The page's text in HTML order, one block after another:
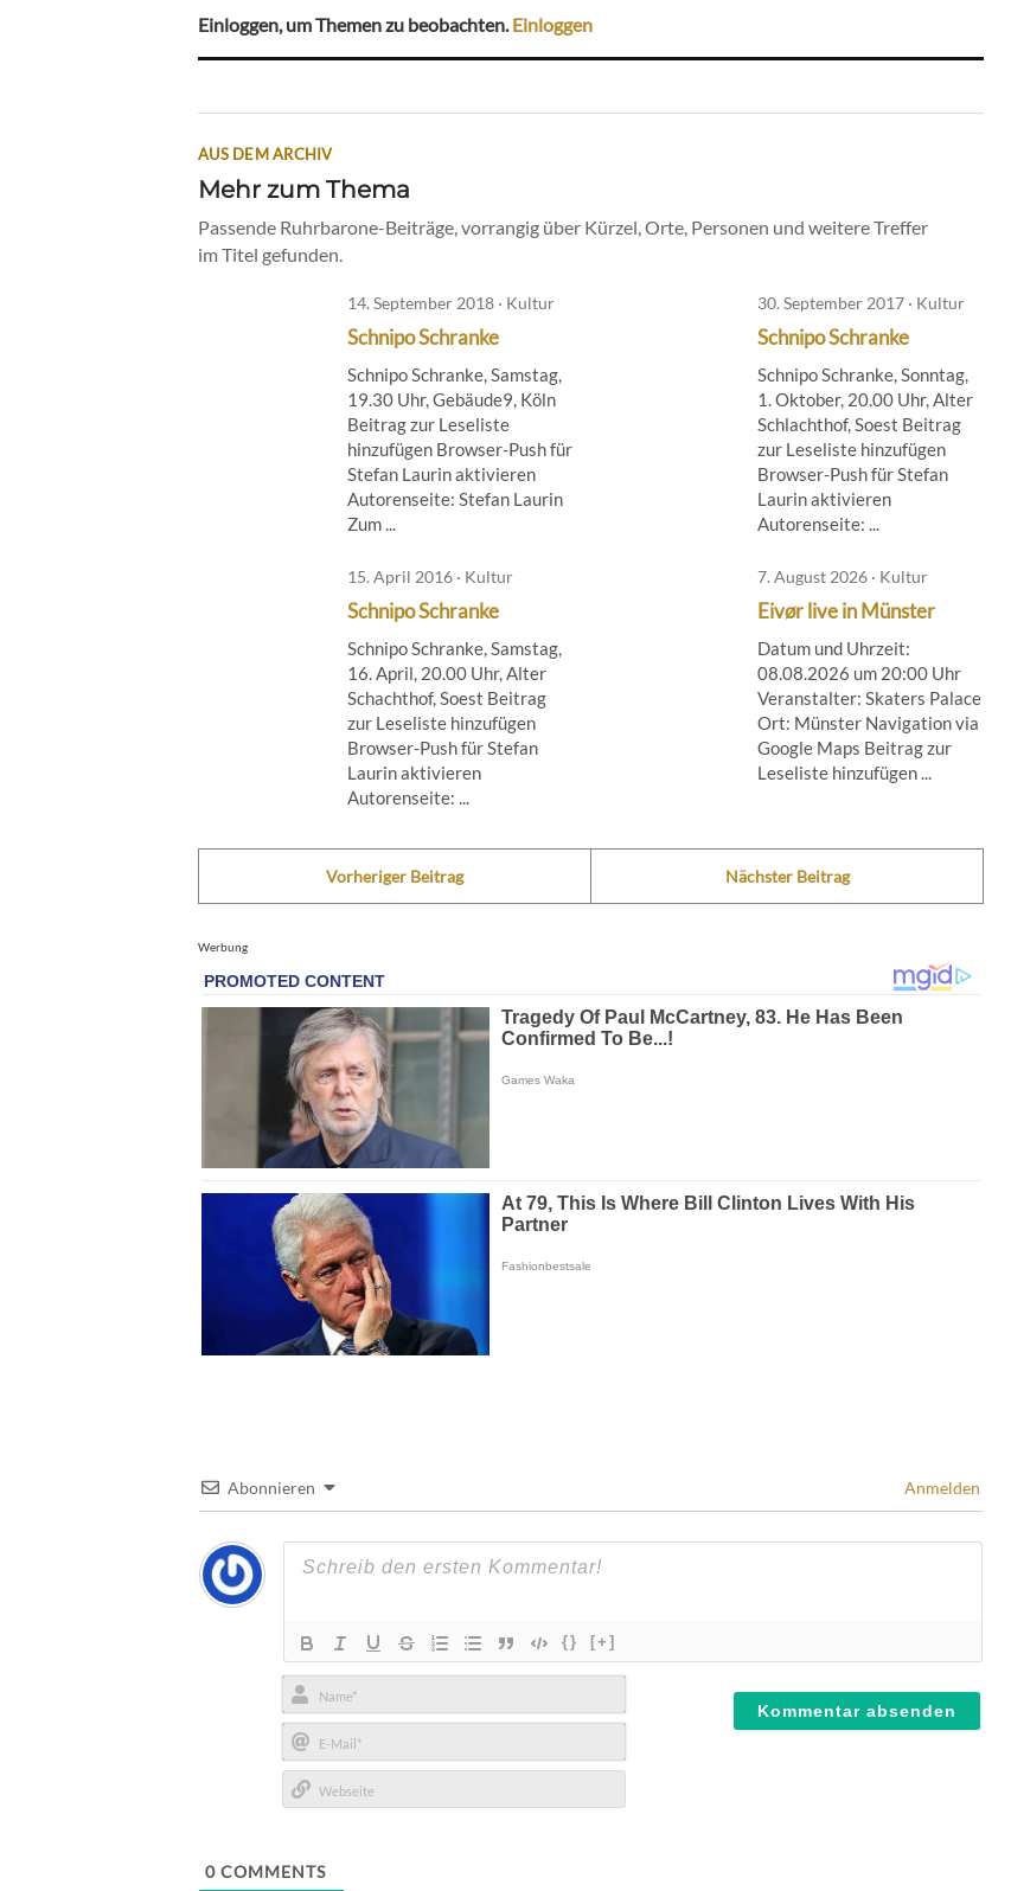
Einloggen, um Themen zu beobachten.Einloggen
AUS DEM ARCHIV
Mehr zum Thema
Passende Ruhrbarone-Beiträge, vorrangig über Kürzel, Orte, Personen und weitere Treffer
im Titel gefunden.
14. September 2018 · Kultur
Schnipo Schranke
Schnipo Schranke, Samstag,
19.30 Uhr, Gebäude9, Köln
Beitrag zur Leseliste
hinzufügen Browser-Push für
Stefan Laurin aktivieren
Autorenseite: Stefan Laurin
Zum ...
30. September 2017 · Kultur
Schnipo Schranke
Schnipo Schranke, Sonntag,
1. Oktober, 20.00 Uhr, Alter
Schlachthof, Soest Beitrag
zur Leseliste hinzufügen
Browser-Push für Stefan
Laurin aktivieren
Autorenseite: ...
15. April 2016 · Kultur
Schnipo Schranke
Schnipo Schranke, Samstag,
16. April, 20.00 Uhr, Alter
Schachthof, Soest Beitrag
zur Leseliste hinzufügen
Browser-Push für Stefan
Laurin aktivieren
Autorenseite: ...
7. August 2026 · Kultur
Eivør live in Münster
Datum und Uhrzeit:
08.08.2026 um 20:00 Uhr
Veranstalter: Skaters Palace
Ort: Münster Navigation via
Google Maps Beitrag zur
Leseliste hinzufügen ...
Vorheriger Beitrag Nächster Beitrag
Werbung
Abonnieren Anmelden
{} [+]
Name*
E-
Mail*
0 COMMENTS